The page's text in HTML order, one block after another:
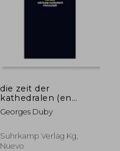
die zeit der
kathedralen (en
Alemán)
Georges Duby
Suhrkamp Verlag Kg,
Nuevo